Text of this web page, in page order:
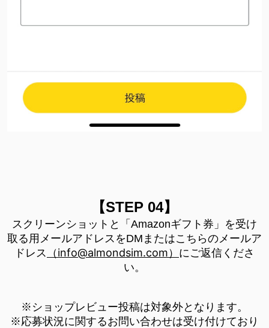
【STEP 04】
スクリーンショットと「Amazonギフト券」を受け
取る用メールアドレスをDMまたはこちらのメールア
ドレス
（ info@almondsim.com ） にご返信くださ
い。
※ショップレビュー投稿は対象外となります。
※応募状況に関するお問い合わせは受け付けており